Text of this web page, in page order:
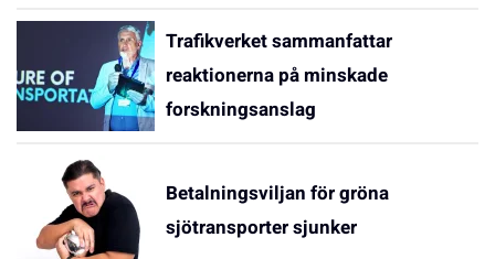
Trafikverket sammanfattar
reaktionerna på minskade
forskningsanslag
Betalningsviljan för gröna
sjötransporter sjunker